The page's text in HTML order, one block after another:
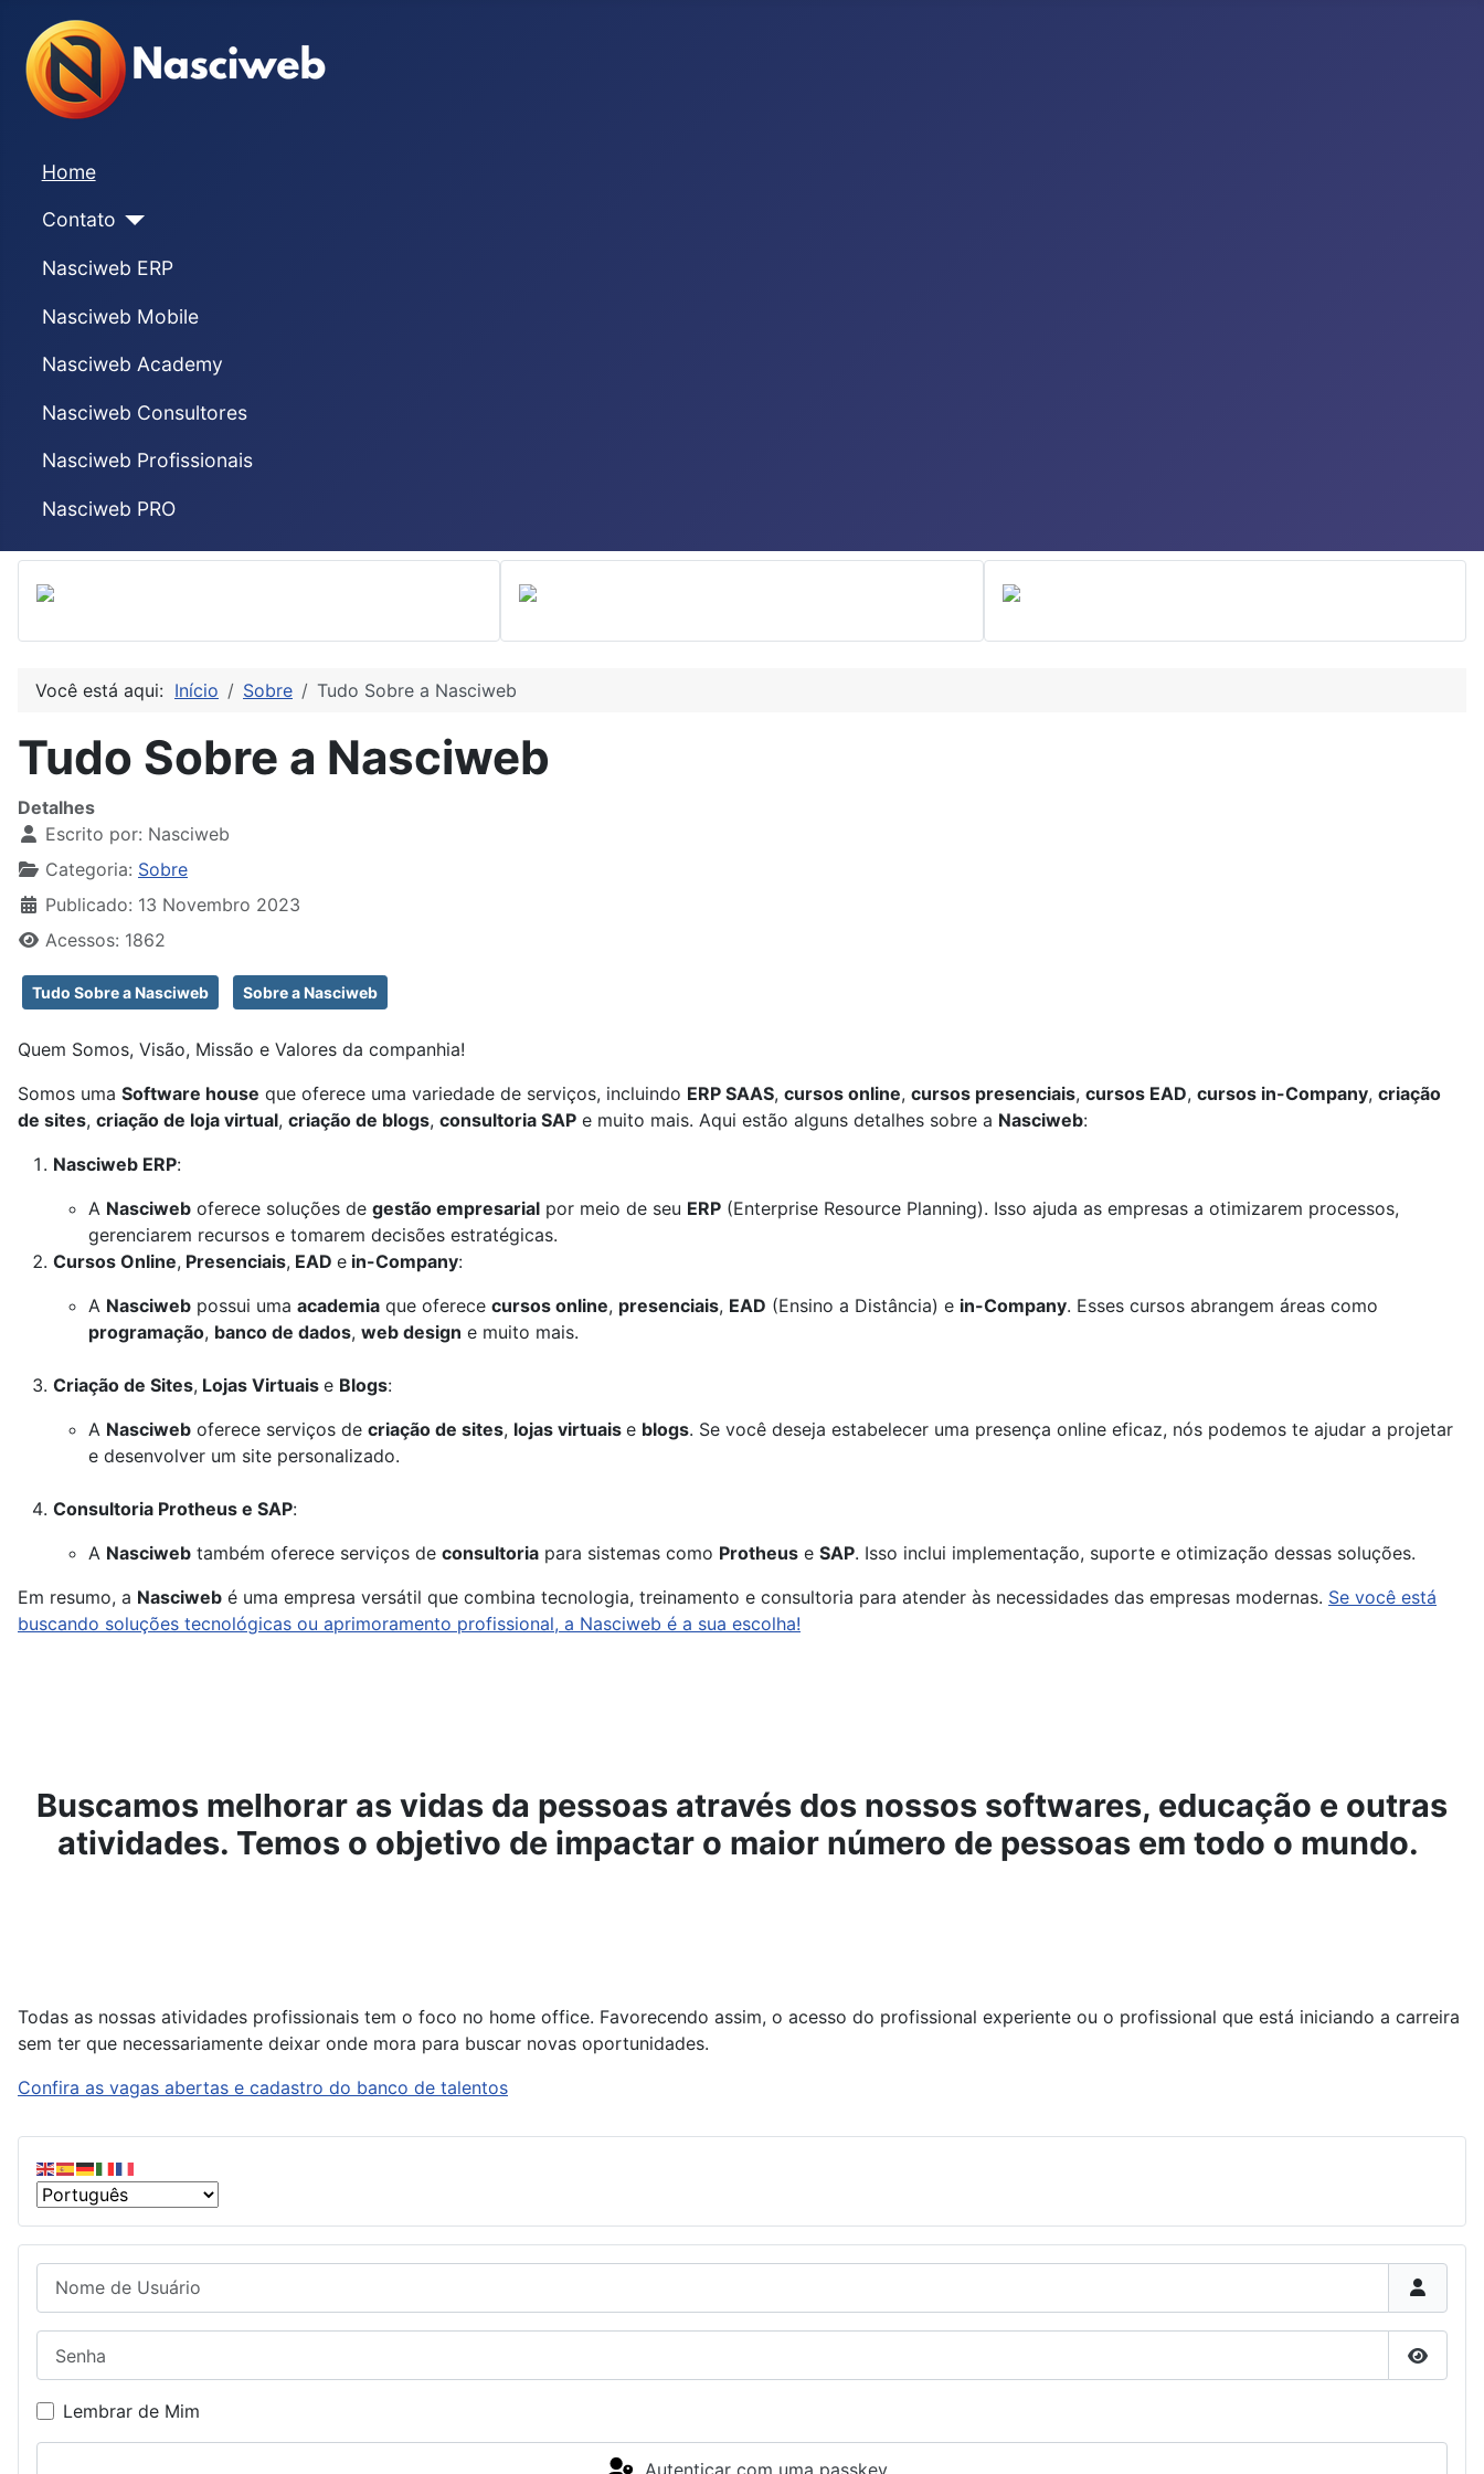
Home
Contato
Nasciweb ERP
Nasciweb Mobile
Nasciweb Academy
Nasciweb Consultores
Nasciweb Profissionais
Nasciweb PRO
Você está aqui: Início Sobre Tudo Sobre a Nasciweb
Tudo Sobre a Nasciweb
Detalhes
Escrito por: Nasciweb
Categoria: Sobre
Publicado: 13 Novembro 2023
Acessos: 1862
Tudo Sobre a Nasciweb Sobre a Nasciweb
Quem Somos, Visão, Missão e Valores da companhia!
Somos uma Software house que oferece uma variedade de serviços, incluindo ERP SAAS, cursos online, cursos presenciais, cursos EAD, cursos in-Company, criação
de sites, criação de loja virtual, criação de blogs, consultoria SAP e muito mais. Aqui estão alguns detalhes sobre a Nasciweb:
Nasciweb ERP:
A Nasciweb oferece soluções de gestão empresarial por meio de seu ERP (Enterprise Resource Planning). Isso ajuda as empresas a otimizarem processos,
gerenciarem recursos e tomarem decisões estratégicas.
Cursos Online, Presenciais, EAD e in-Company:
A Nasciweb possui uma academia que oferece cursos online, presenciais, EAD (Ensino a Distância) e in-Company. Esses cursos abrangem áreas como
programação, banco de dados, web design e muito mais.
Criação de Sites, Lojas Virtuais e Blogs:
A Nasciweb oferece serviços de criação de sites, lojas virtuais e blogs. Se você deseja estabelecer uma presença online eficaz, nós podemos te ajudar a projetar
e desenvolver um site personalizado.
Consultoria Protheus e SAP:
A Nasciweb também oferece serviços de consultoria para sistemas como Protheus e SAP. Isso inclui implementação, suporte e otimização dessas soluções.
Em resumo, a Nasciweb é uma empresa versátil que combina tecnologia, treinamento e consultoria para atender às necessidades das empresas modernas. Se você está
buscando soluções tecnológicas ou aprimoramento profissional, a Nasciweb é a sua escolha!
Buscamos melhorar as vidas da pessoas através dos nossos softwares, educação e outras
atividades. Temos o objetivo de impactar o maior número de pessoas em todo o mundo.
Todas as nossas atividades profissionais tem o foco no home office. Favorecendo assim, o acesso do profissional experiente ou o profissional que está iniciando a carreira
sem ter que necessariamente deixar onde mora para buscar novas oportunidades.
Confira as vagas abertas e cadastro do banco de talentos
Nome de Usuário
Lembrar de Mim
Autenticar com uma passkey